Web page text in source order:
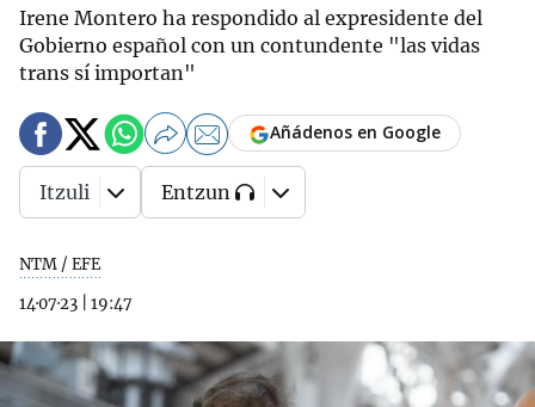
Irene Montero ha respondido al expresidente del
Gobierno español con un contundente "las vidas
trans sí importan"
NTM / EFE
14·07·23
19:47
Añádenos en Google
Itzuli Entzun